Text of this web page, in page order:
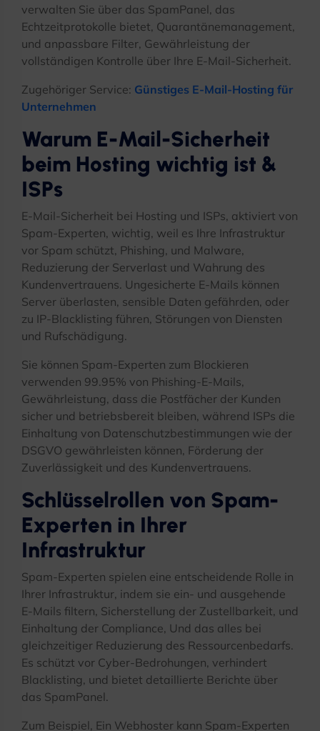
verwalten Sie über das SpamPanel, das
Echtzeitprotokolle bietet, Quarantänemanagement,
und anpassbare Filter, Gewährleistung der
vollständigen Kontrolle über Ihre E-Mail-Sicherheit.
Zugehöriger Service: Günstiges E-Mail-Hosting für
Unternehmen
Warum E-Mail-Sicherheit
beim Hosting wichtig ist &
ISPs
E-Mail-Sicherheit bei Hosting und ISPs, aktiviert von
Spam-Experten, wichtig, weil es Ihre Infrastruktur
vor Spam schützt, Phishing, und Malware,
Reduzierung der Serverlast und Wahrung des
Kundenvertrauens. Ungesicherte E-Mails können
Server überlasten, sensible Daten gefährden, oder
zu IP-Blacklisting führen, Störungen von Diensten
und Rufschädigung.
Sie können Spam-Experten zum Blockieren
verwenden 99.95% von Phishing-E-Mails,
Gewährleistung, dass die Postfächer der Kunden
sicher und betriebsbereit bleiben, während ISPs die
Einhaltung von Datenschutzbestimmungen wie der
DSGVO gewährleisten können, Förderung der
Zuverlässigkeit und des Kundenvertrauens.
Schlüsselrollen von Spam-
Experten in Ihrer
Infrastruktur
Spam-Experten spielen eine entscheidende Rolle in
Ihrer Infrastruktur, indem sie ein- und ausgehende
E-Mails filtern, Sicherstellung der Zustellbarkeit, und
Einhaltung der Compliance, Und das alles bei
gleichzeitiger Reduzierung des Ressourcenbedarfs.
Es schützt vor Cyber-Bedrohungen, verhindert
Blacklisting, und bietet detaillierte Berichte über
das SpamPanel.
Zum Beispiel, Ein Webhoster kann Spam-Experten